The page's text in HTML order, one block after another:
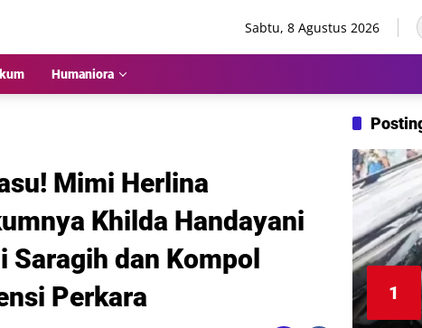
Sabtu, 8 Agustus 2026
Humaniora
Mimi Herlina
Khilda Handayani
Saragih dan Kompol
Perkara
1